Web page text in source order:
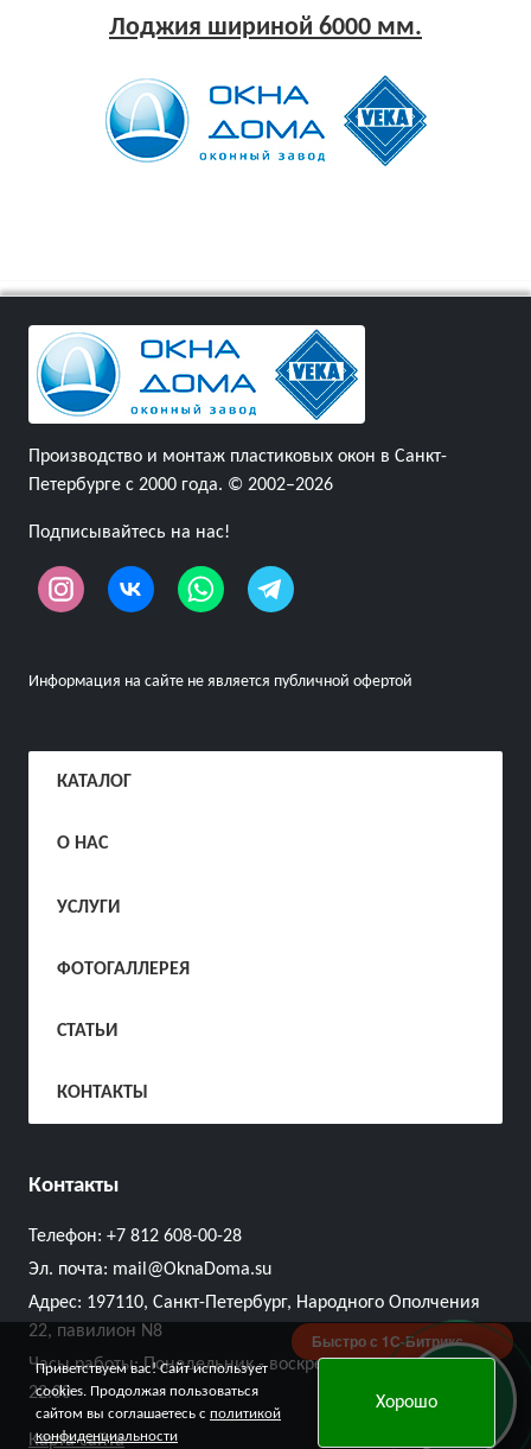
Лоджия шириной 6000 мм.
Производство и монтаж пластиковых окон в Санкт-
Петербурге с 2000 года. © 2002–2026
Подписывайтесь на нас!
Информация на сайте не является публичной офертой
КАТАЛОГ
О НАС
УСЛУГИ
ФОТОГАЛЛЕРЕЯ
СТАТЬИ
КОНТАКТЫ
Контакты
Телефон: +7 812 608-00-28
Эл. почта: mail@OknaDoma.su
Адрес: 197110, Санкт-Петербург, Народного Ополчения
22, павилион N8
Часы работы: Понедельник - воскресенье с 10:00 до
22:00
Карта сайта
Приветствуем вас! Сайт использует
cookies. Продолжая пользоваться
сайтом вы соглашаетесь с политикой
конфиденциальности
Хорошо
Быстро с 1С-Битрикс